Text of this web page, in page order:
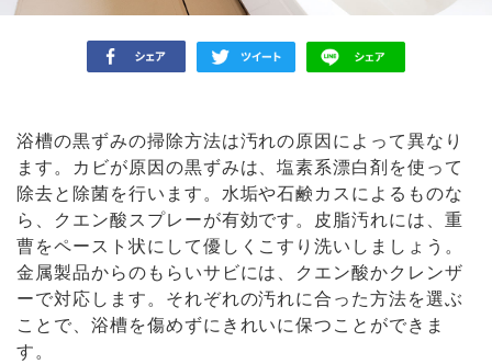
浴槽の黒ずみの掃除方法は汚れの原因によって異なり
ます。カビが原因の黒ずみは、塩素系漂白剤を使って
除去と除菌を行います。水垢や石鹸カスによるものな
ら、クエン酸スプレーが有効です。皮脂汚れには、重
曹をペースト状にして優しくこすり洗いしましょう。
金属製品からのもらいサビには、クエン酸かクレンザ
ーで対応します。それぞれの汚れに合った方法を選ぶ
ことで、浴槽を傷めずにきれいに保つことができま
す。